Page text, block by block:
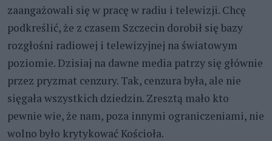
zaangażowali się w pracę w radiu i telewizji. Chcę
podkreślić, że z czasem Szczecin dorobił się bazy
rozgłośni radiowej i telewizyjnej na światowym
poziomie. Dzisiaj na dawne media patrzy się głównie
przez pryzmat cenzury. Tak, cenzura była, ale nie
sięgała wszystkich dziedzin. Zresztą mało kto
pewnie wie, że nam, poza innymi ograniczeniami, nie
wolno było krytykować Kościoła.